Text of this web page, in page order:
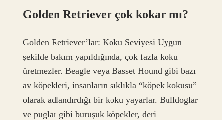
Golden Retriever çok kokar mı?
Golden Retriever’lar: Koku Seviyesi Uygun
şekilde bakım yapıldığında, çok fazla koku
üretmezler. Beagle veya Basset Hound gibi bazı
av köpekleri, insanların sıklıkla “köpek kokusu”
olarak adlandırdığı bir koku yayarlar. Bulldoglar
ve puglar gibi buruşuk köpekler, deri